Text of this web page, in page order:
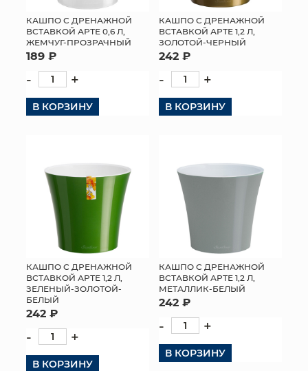
КАШПО С ДРЕНАЖНОЙ
ВСТАВКОЙ АРТЕ 0,6 Л,
ЖЕМЧУГ-ПРОЗРАЧНЫЙ
189 ₽
- +
В КОРЗИНУ
КАШПО С ДРЕНАЖНОЙ
ВСТАВКОЙ АРТЕ 1,2 Л,
ЗОЛОТОЙ-ЧЕРНЫЙ
242 ₽
- +
В КОРЗИНУ
КАШПО С ДРЕНАЖНОЙ
ВСТАВКОЙ АРТЕ 1,2 Л,
ЗЕЛЕНЫЙ-ЗОЛОТОЙ-
БЕЛЫЙ
242 ₽
- +
В КОРЗИНУ
КАШПО С ДРЕНАЖНОЙ
ВСТАВКОЙ АРТЕ 1,2 Л,
МЕТАЛЛИК-БЕЛЫЙ
242 ₽
- +
В КОРЗИНУ